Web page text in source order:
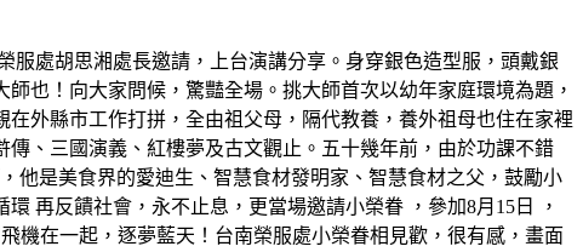
服處胡思湘處長邀請，上台演講分享。身穿銀色造型服，頭戴銀
也！向大家問候，驚豔全場。挑大師首次以幼年家庭環境為題，
外縣市工作打拼，全由祖父母，隔代教養，養外祖母也住在家裡
、三國演義、紅樓夢及古文觀止。五十幾年前，由於功課不錯
他是美食界的愛迪生、智慧食材發明家、智慧食材之父，鼓勵小
再反饋社會，永不止息，更當場邀請小榮眷 ，參加8月15日 ，
機在一起，逐夢藍天！台南榮服處小榮眷相見歡，很有感，畫面